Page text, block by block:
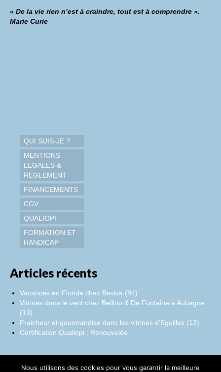
« De la vie rien n’est à craindre, tout est à comprendre ».
Marie Curie
QUI SUIS-JE ?
MENTIONS
LEGALES &
REGLEMENT
FINANCEMENTS
CGV
QUALIOPI
FORMATION ET
HANDICAP
Articles récents
Vacances en Floride chez Beviva (84)
Vitrines dans le vent chez Bellino & De Fontaine à Aubagne
(13)
Fraicheur et gourmandise dans les vitrines d’Eguilles (13)
Certification Qualiopi : Renouvelée
Nous utilisons des cookies pour vous garantir la meilleure